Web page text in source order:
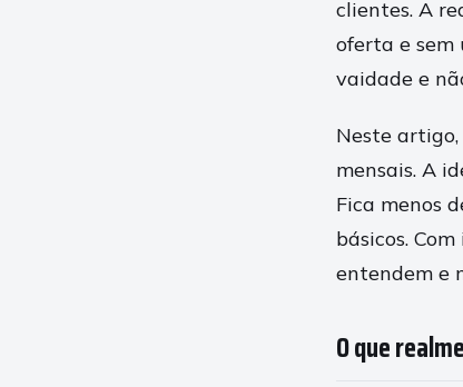
clientes. A
oferta e sem
vaidade e
Neste
mensais. A
Fica menos
básicos.
entendem e
O que